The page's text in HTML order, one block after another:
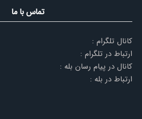
تماس با ما
کانال تلگرام :
ارتباط در تلگرام :
کانال در پیام رسان بله :
ارتباط در بله :